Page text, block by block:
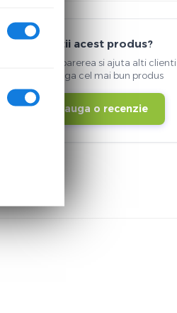
Detii acest produs?
Spune-ti parerea si ajuta alti clienti
sa aleaga cel mai bun produs
Adauga o recenzie